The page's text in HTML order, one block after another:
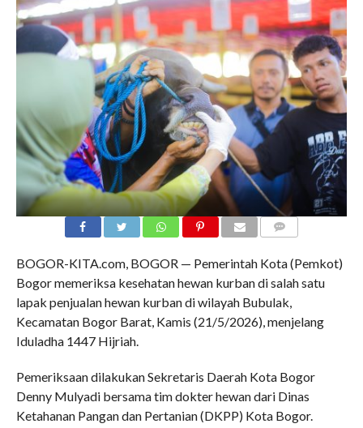
BOGOR-KITA.com, BOGOR — Pemerintah Kota (Pemkot)
Bogor memeriksa kesehatan hewan kurban di salah satu
lapak penjualan hewan kurban di wilayah Bubulak,
Kecamatan Bogor Barat, Kamis (21/5/2026), menjelang
Iduladha 1447 Hijriah.
Pemeriksaan dilakukan Sekretaris Daerah Kota Bogor
Denny Mulyadi bersama tim dokter hewan dari Dinas
Ketahanan Pangan dan Pertanian (DKPP) Kota Bogor.